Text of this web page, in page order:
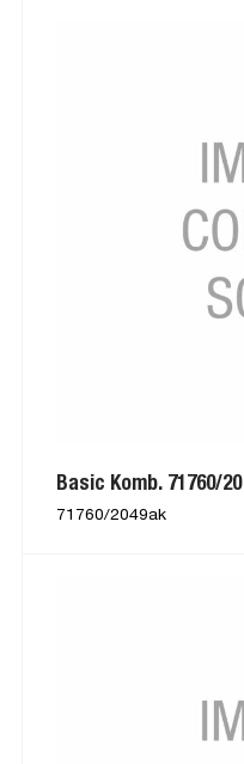
Basic Komb. 71760/20
71760/2049ak